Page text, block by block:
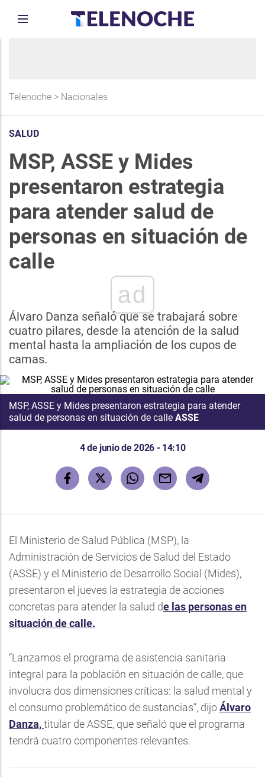
Telenoche > Nacionales
SALUD
MSP, ASSE y Mides
presentaron estrategia
para atender salud de
personas en situación de
calle
ad
Álvaro Danza señaló que se trabajará sobre
cuatro pilares, desde la atención de la salud
mental hasta la ampliación de los cupos de
camas.
MSP, ASSE y Mides presentaron estrategia para atender
salud de personas en situación de calle ASSE
4 de junio de 2026 - 14:10
El Ministerio de Salud Pública (MSP), la
Administración de Servicios de Salud del Estado
(ASSE) y el Ministerio de Desarrollo Social (Mides),
presentaron el jueves la estrategia de acciones
concretas para atender la salud de las personas en
situación de calle.
“Lanzamos el programa de asistencia sanitaria
integral para la población en situación de calle, que
involucra dos dimensiones críticas: la salud mental y
el consumo problemático de sustancias”, dijoÁlvaro
Danza,titular de ASSE, que señaló que el programa
tendrá cuatro componentes relevantes.